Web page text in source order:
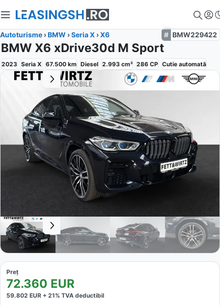
Autoturisme ›BMW ›Seria X ›X6 BMW229422
BMW X6 xDrive30d M Sport
2023 Seria X 67.500 km Diesel 2.993 cm³ 286 CP Cutie automată
Preț
72.360 EUR
59.802 EUR + 21% TVA deductibil